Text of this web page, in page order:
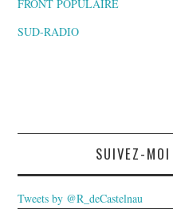
FRONT POPULAIRE
SUD-RADIO
SUIVEZ-
Tweets by @R_deCastelnau